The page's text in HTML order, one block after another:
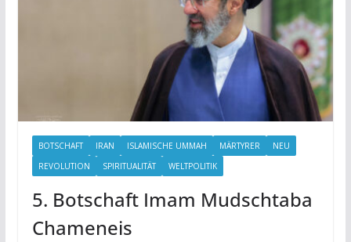
BOTSCHAFT IRAN ISLAMISCHE UMMAH MÄRTYRER
NEU
REVOLUTION
SPIRITUALITÄT WELTPOLITIK
5. Botschaft Imam Mudschtaba
Chameneis